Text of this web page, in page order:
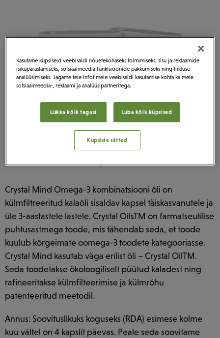
Crystal Mind Omega-3 kombinatsiooni õli on
külmfiltreeritud kalaõli sisaldav kapsel täiskasvanutele ja
üle 3-aastastele lastele. Crystal OilsTM on farmatseutilise
puhtusastmega toode, mis tähendab seda, et toode
kuulub kõrgeimate oomega-3 toodete kategooriasse.
Crystal Mind kasutab väga erilist õli – Crystal OilTM.
Seda toodetakse ökoloogiliselt püütud kaladest ning
rafineeritakse külmfilteerimise ja külmrõhu
patenteeritud meetodil.
Annus: Soovituslikuks koguseks (RDA) esimese kolme
kuu vältel on 4 kapslit päevas. Peale seda soovitame
Kasutame küpsiseid veebisaidi nõuetekohaseks toimimiseks, sisu ja reklaamide
isikupärastamiseks, sotsiaalmeedia funktsioonide pakkumiseks ning liikluse
analüüsimiseks. Jagame teie infot meie veebisaidi kasutamise kohta ka meie
sotsiaalmeedia-, reklaami ja analüüsipartneritega.
Lükka kõik tagasi Luba kõik küpsised
Küpsiste sätted